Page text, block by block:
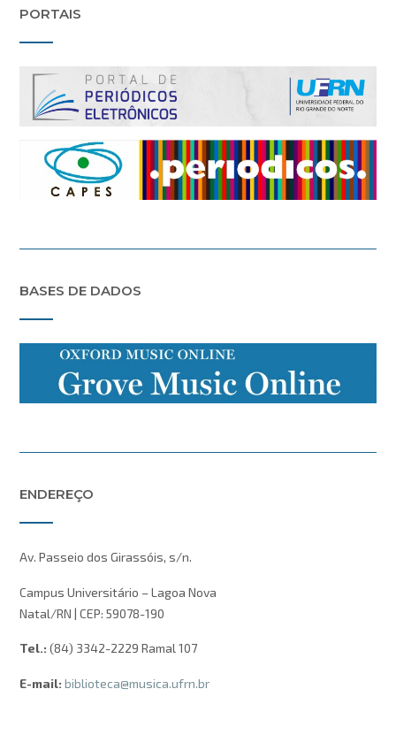
PORTAIS
BASES DE DADOS
ENDEREÇO
Av. Passeio dos Girassóis, s/n.
Campus Universitário – Lagoa Nova
Natal/RN | CEP: 59078-190
Tel.: (84) 3342-2229 Ramal 107
E-mail: biblioteca@musica.ufrn.br